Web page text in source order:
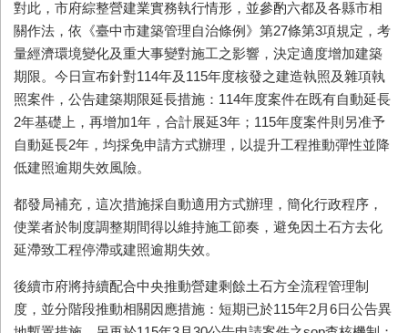
對此，市府綜整營建業實務執行情形，並參酌六都及各縣市相
關作法，依《臺中市建築管理自治條例》第27條第3項規定，考
量經濟環境變化及重大事變對施工之影響，決定適度增加建築
期限。今日宣布針對114年及115年度核發之建造執照及雜項執
照案件，公告建築期限延長措施：114年度案件在既有自動延長
2年基礎上，再增加1年，合計展延3年；115年度案件則另准予
自動延長2年，均採免申請方式辦理，以提升工程推動彈性並降
低建照逾期失效風險。
都發局補充，這次措施採自動適用方式辦理，簡化行政程序，
使業者於制度調整期間得以維持施工節奏，避免因土石方去化
延滯致工程停滯或建照逾期失效。
後續市府將持續配合中央推動營建剩餘土石方全流程管理制
度，並分階段推動相關因應措施：短期已於115年2月6日公告異